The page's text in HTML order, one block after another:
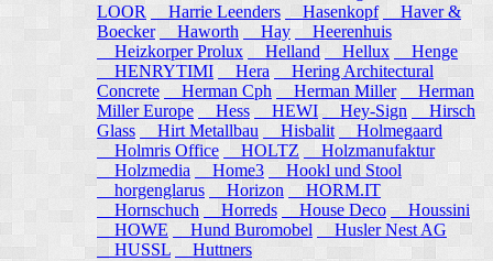
LOOR
Harrie Leenders Hasenkopf
Haver &
Boecker
Haworth Hay
Heerenhuis
Heizkorper Prolux
Helland Hellux
Henge
HENRYTIMI
Hera
Hering Architectural
Concrete
Herman Cph Herman Miller
Herman
Miller Europe
Hess HEWI Hey-Sign
Hirsch
Glass
Hirt Metallbau Hisbalit
Holmegaard
Holmris Office
HOLTZ
Holzmanufaktur
Holzmedia
Home3
Hookl und Stool
horgenglarus
Horizon
HORM.IT
Hornschuch
Horreds House Deco
Houssini
HOWE
Hund Buromobel
Husler Nest AG
HUSSL
Huttners